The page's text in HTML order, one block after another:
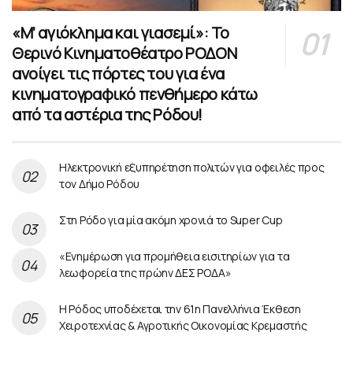
«Μ’ αγιόκλημα και γιασεμί»: Το
Θερινό Κινηματοθέατρο ΡΟΔΟΝ
ανοίγει τις πόρτες του για ένα
κινηματογραφικό πενθήμερο κάτω
από τα αστέρια της Ρόδου!
Ηλεκτρονική εξυπηρέτηση πολιτών για οφειλές προς
τον Δήμο Ρόδου
Στη Ρόδο για μία ακόμη χρονιά το Super Cup
«Ενημέρωση για προμήθεια εισιτηρίων για τα
λεωφορεία της πρώην ΔΕΣ ΡΟΔΑ»
Η Ρόδος υποδέχεται την 61η Πανελλήνια Έκθεση
Χειροτεχνίας & Αγροτικής Οικονομίας Κρεμαστής